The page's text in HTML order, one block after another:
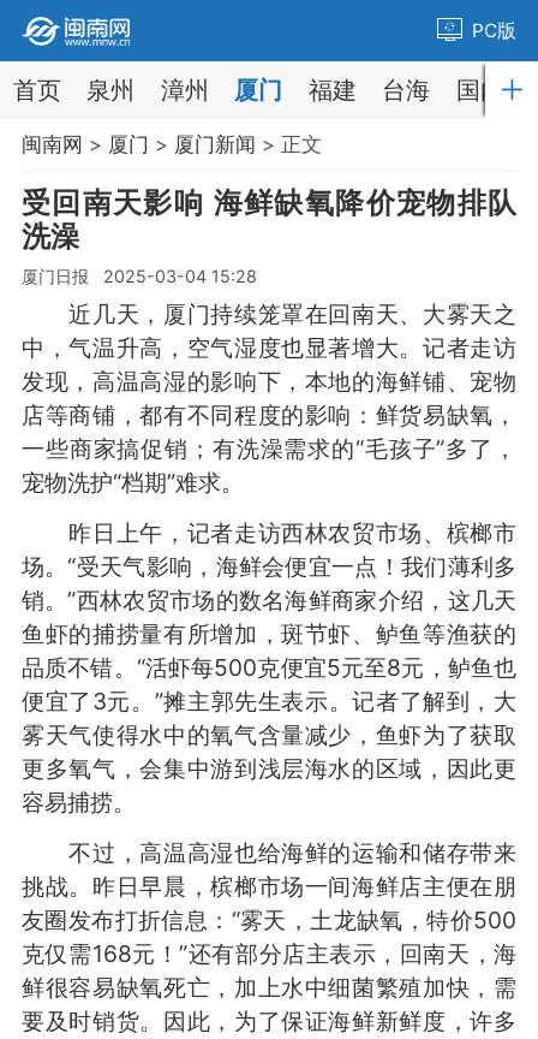
PC版
首页 泉州 漳州 厦门 福建 台海 国内
闽南网 > 厦门 > 厦门新闻 > 正文
受回南天影响 海鲜缺氧降价宠物排队
洗澡
厦门日报 2025-03-04 15:28
近几天，厦门持续笼罩在回南天、大雾天之
中，气温升高，空气湿度也显著增大。记者走访
发现，高温高湿的影响下，本地的海鲜铺、宠物
店等商铺，都有不同程度的影响：鲜货易缺氧，
一些商家搞促销；有洗澡需求的“毛孩子”多了，
宠物洗护“档期”难求。
昨日上午，记者走访西林农贸市场、槟榔市
场。“受天气影响，海鲜会便宜一点！我们薄利多
销。”西林农贸市场的数名海鲜商家介绍，这几天
鱼虾的捕捞量有所增加，斑节虾、鲈鱼等渔获的
品质不错。“活虾每500克便宜5元至8元，鲈鱼也
便宜了3元。”摊主郭先生表示。记者了解到，大
雾天气使得水中的氧气含量减少，鱼虾为了获取
更多氧气，会集中游到浅层海水的区域，因此更
容易捕捞。
不过，高温高湿也给海鲜的运输和储存带来
挑战。昨日早晨，槟榔市场一间海鲜店主便在朋
友圈发布打折信息：“雾天，土龙缺氧，特价500
克仅需168元！”还有部分店主表示，回南天，海
鲜很容易缺氧死亡，加上水中细菌繁殖加快，需
要及时销货。因此，为了保证海鲜新鲜度，许多